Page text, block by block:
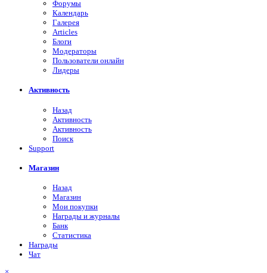
Форумы
Календарь
Галерея
Articles
Блоги
Модераторы
Пользователи онлайн
Лидеры
Активность
Назад
Активность
Активность
Поиск
Support
Магазин
Назад
Магазин
Мои покупки
Награды и журналы
Банк
Статистика
Награды
Чат